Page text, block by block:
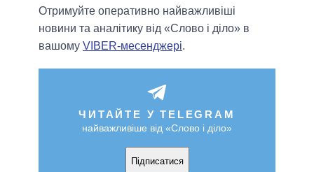
Отримуйте оперативно найважливіші
новини та аналітику від «Слово і діло» в
вашому VIBER-месенджері.
ЧИТАЙТЕ У TELEGRAM
найважливіше від «Слово і діло»
Підписатися